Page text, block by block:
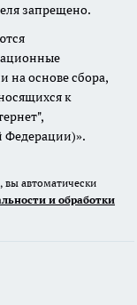
запрещено.
на основе сбора,
к
Федерации)».
вы автоматически
и обработки